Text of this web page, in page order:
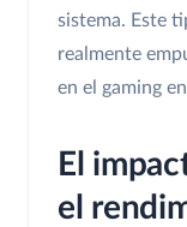
sistema. Este
realmente
en el gaming
El
el